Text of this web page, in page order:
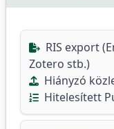
RIS export
Zotero stb.)
Hiányzó
Hitelesített